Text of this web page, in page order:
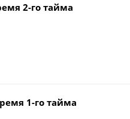
2-го тайма
1-го тайма